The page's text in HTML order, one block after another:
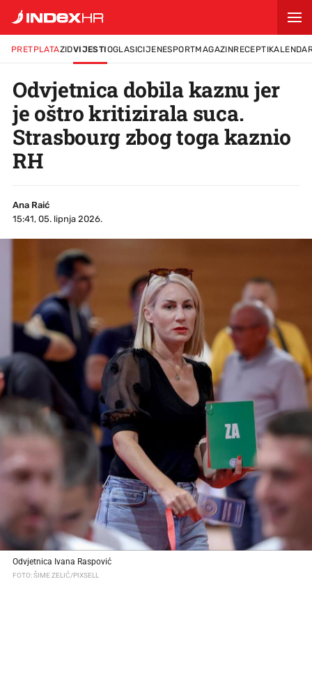
PRETPLATAZIDVIJESTIOGLASICIJENESPORTMAGAZINRECEPTI
Odvjetnica dobila kaznu jer
je oštro kritizirala suca.
Strasbourg zbog toga kaznio
RH
Ana Raić
15:41, 05. lipnja 2026.
Odvjetnica Ivana Raspović
FOTO: ŠIME ZELIĆ/PIXSELL